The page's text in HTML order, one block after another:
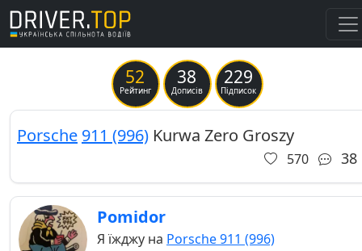
52
Рейтинг
38
Дописів
229
Підписок
Porsche 911 (996) Kurwa Zero Groszy
570 38
Pomidor
Я їжджу на Porsche 911 (996)